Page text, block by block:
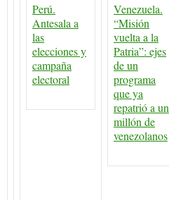
Perú.
Antesala a
las
elecciones y
campaña
electoral
Venezuela.
“Misión
vuelta a la
Patria”: ejes
de un
programa
que ya
repatrió a un
millón de
venezolanos